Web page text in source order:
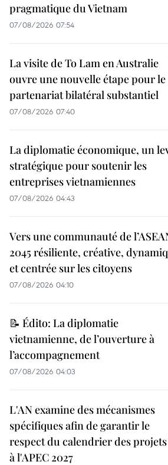
pragmatique du Vietnam
07/08/2026 07:54
La visite de To Lam en Australie
ouvre une nouvelle étape pour le
partenariat bilatéral substantiel
07/08/2026 07:40
La diplomatie économique, un
stratégique pour soutenir les
entreprises vietnamiennes
07/08/2026 04:43
Vers une communauté de
2045 résiliente, créative,
et centrée sur les citoyens
07/08/2026 04:10
📝 Édito: La diplomatie
vietnamienne, de l’ouverture à
l’accompagnement
07/08/2026 04:03
L'AN examine des mécanismes
spécifiques afin de garantir le
respect du calendrier des
à l'APEC 2027